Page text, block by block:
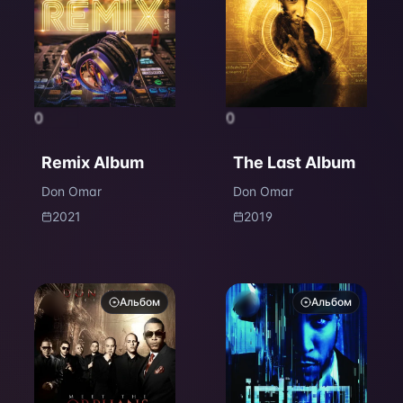
0
Remix Album
Don Omar
2021
0
The Last Album
Don Omar
2019
Альбом Альбом